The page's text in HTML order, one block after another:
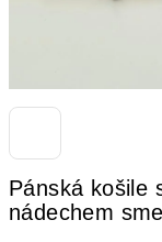
Pánská košile
nádechem